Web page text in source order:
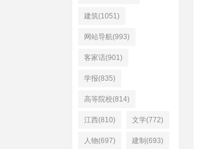
建筑(1051)
网站导航(993)
客家话(901)
学报(835)
高等院校(814)
江西(810) 文学(772)
人物(697) 建制(693)